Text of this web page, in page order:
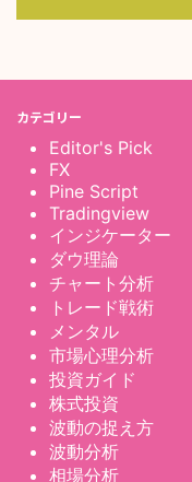
カテゴリー
Editor's Pick
FX
Pine Script
Tradingview
インジケーター
ダウ理論
チャート分析
トレード戦術
メンタル
市場心理分析
投資ガイド
株式投資
波動の捉え方
波動分析
相場分析